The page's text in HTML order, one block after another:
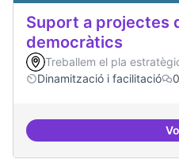
Suport a projectes
democràtics
Treballem el pla
Dinamització i facilitació
0